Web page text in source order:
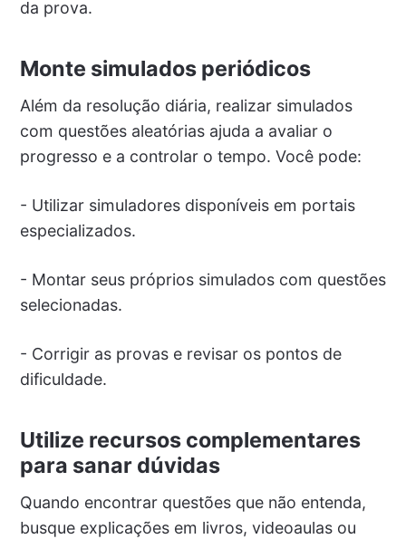
da prova.
Monte simulados periódicos
Além da resolução diária, realizar simulados
com questões aleatórias ajuda a avaliar o
progresso e a controlar o tempo. Você pode:
- Utilizar simuladores disponíveis em portais
especializados.
- Montar seus próprios simulados com questões
selecionadas.
- Corrigir as provas e revisar os pontos de
dificuldade.
Utilize recursos complementares
para sanar dúvidas
Quando encontrar questões que não entenda,
busque explicações em livros, videoaulas ou